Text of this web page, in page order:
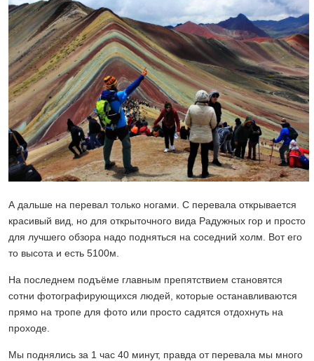
А дальше на перевал только ногами. С перевала открывается
красивый вид, но для открыточного вида Радужных гор и просто
для лучшего обзора надо подняться на соседний холм. Вот его
то высота и есть 5100м.
На последнем подъёме главным препятствием становятся
сотни фотографирующихся людей, которые останавливаются
прямо на тропе для фото или просто садятся отдохнуть на
проходе.
Мы поднялись за 1 час 40 минут, правда от перевала мы много